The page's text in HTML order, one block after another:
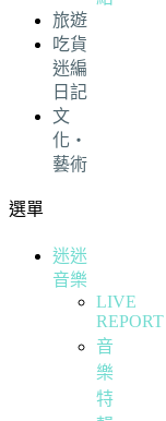
旅遊
吃貨
迷編
日記
文
化・
藝術
選單
迷迷
音樂
LIVE
REPORT
音
樂
特